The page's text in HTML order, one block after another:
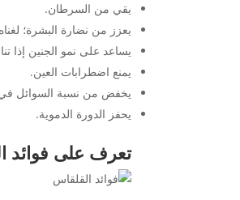
يقي من السرطان.
يعزز من نضارة البشرة؛
يساعد على نمو الجنين إذا
يمنع اضطرابات العين.
يخفض من نسبة السوائل في
يحفز الدورة الدموية.
تعرف على فوائد